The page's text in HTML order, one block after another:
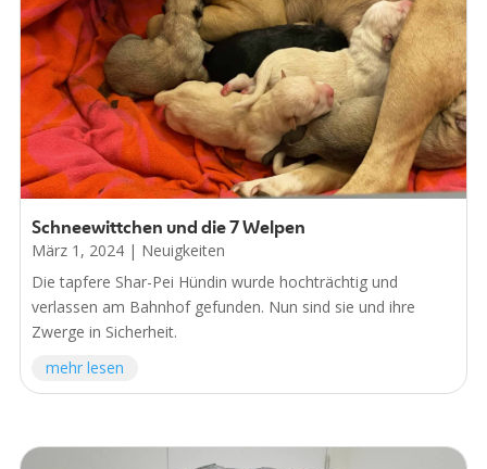
Schneewittchen und die 7 Welpen
März 1, 2024| Neuigkeiten
Die tapfere Shar-Pei Hündin wurde hochträchtig und
verlassen am Bahnhof gefunden. Nun sind sie und ihre
Zwerge in Sicherheit.
mehr lesen